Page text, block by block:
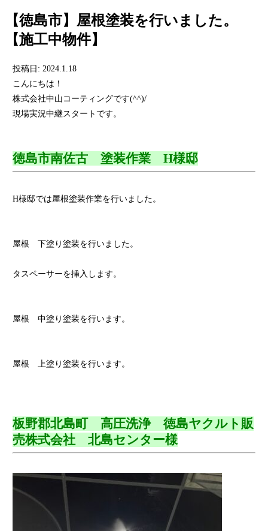
【徳島市】屋根塗装を行いました。
【施工中物件】
投稿日: 2024.1.18
こんにちは！
株式会社中山コーティングです(^^)/
現場実況中継スタートです。
徳島市南佐古 塗装作業 H様邸
H様邸では屋根塗装作業を行いました。
屋根 下塗り塗装を行いました。
タスペーサーを挿入します。
屋根 中塗り塗装を行います。
屋根 上塗り塗装を行います。
板野郡北島町 高圧洗浄 徳島ヤクルト販
売株式会社 北島センター様